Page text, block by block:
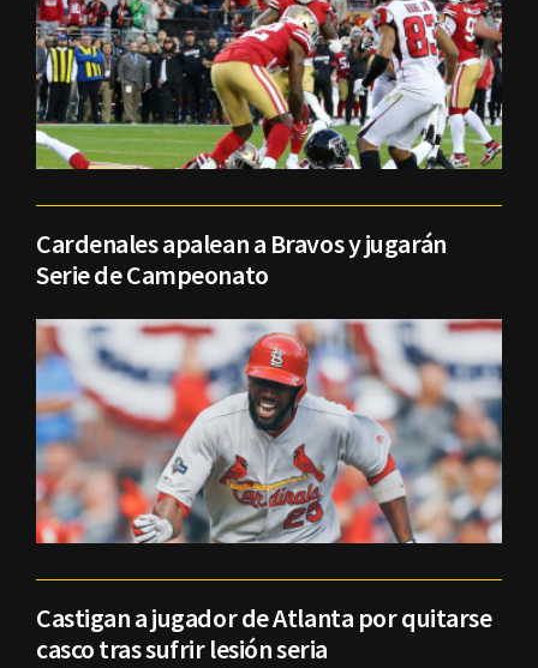
Cardenales apalean a Bravos y jugarán
Serie de Campeonato
Castigan a jugador de Atlanta por quitarse
casco tras sufrir lesión seria